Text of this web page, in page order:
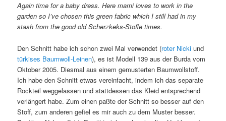
Again time for a baby dress. Here mami loves to work in the
garden so I’ve chosen this green fabric which I still had in my
stash from the good old Scherzkeks-Stoffe times.
Den Schnitt habe ich schon zwei Mal verwendet (roter Nicki und
türkises Baumwoll-Leinen), es ist Modell 139 aus der Burda vom
Oktober 2005. Diesmal aus einem gemusterten Baumwollstoff.
Ich habe den Schnitt etwas vereinfacht, indem ich das separate
Rockteil weggelassen und stattdessen das Kleid entsprechend
verlängert habe. Zum einen paßte der Schnitt so besser auf den
Stoff, zum anderen gefiel es mir auch zu dem Muster besser.